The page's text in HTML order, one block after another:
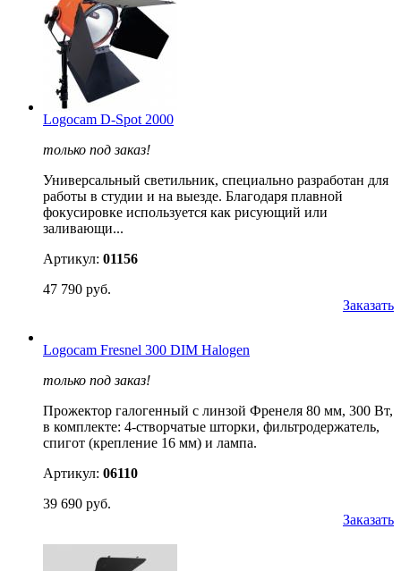
Logocam D-Spot 2000
только под заказ!
Универсальный светильник, специально разработан для
работы в студии и на выезде. Благодаря плавной
фокусировке используется как рисующий или
заливающи...
Артикул: 01156
47 790 руб.
Заказать
Logocam Fresnel 300 DIM Halogen
только под заказ!
Прожектор галогенный с линзой Френеля 80 мм, 300 Вт,
в комплекте: 4-створчатые шторки, фильтродержатель,
спигот (крепление 16 мм) и лампа.
Артикул: 06110
39 690 руб.
Заказать